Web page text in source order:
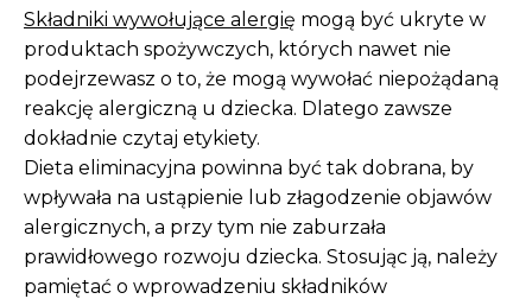
Składniki wywołujące alergię mogą być ukryte w
produktach spożywczych, których nawet nie
podejrzewasz o to, że mogą wywołać niepożądaną
reakcję alergiczną u dziecka. Dlatego zawsze
dokładnie czytaj etykiety.
Dieta eliminacyjna powinna być tak dobrana, by
wpływała na ustąpienie lub złagodzenie objawów
alergicznych, a przy tym nie zaburzała
prawidłowego rozwoju dziecka. Stosując ją, należy
pamiętać o wprowadzeniu składników